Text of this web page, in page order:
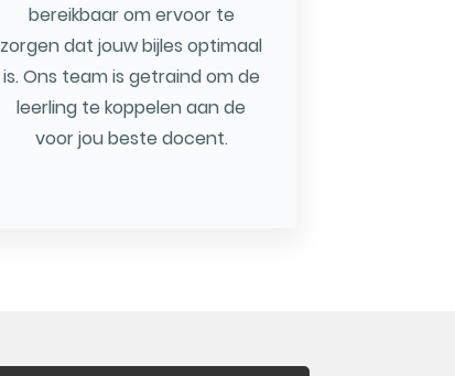
bereikbaar om ervoor te
zorgen dat jouw bijles optimaal
is. Ons team is getraind om de
leerling te koppelen aan de
voor jou beste docent.